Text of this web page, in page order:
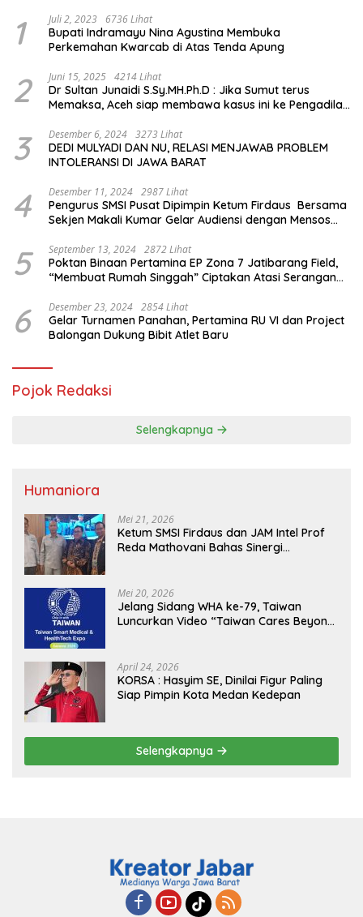
1 Juli 2, 2023 6736 Lihat
Bupati Indramayu Nina Agustina Membuka
Perkemahan Kwarcab di Atas Tenda Apung
2 Juni 15, 2025 4214 Lihat
Dr Sultan Junaidi S.Sy.MH.Ph.D : Jika Sumut terus
Memaksa, Aceh siap membawa kasus ini ke Pengadilan
3 Desember 6, 2024 3273 Lihat
DEDI MULYADI DAN NU, RELASI MENJAWAB PROBLEM
INTOLERANSI DI JAWA BARAT
4 Desember 11, 2024 2987 Lihat
Pengurus SMSI Pusat Dipimpin Ketum Firdaus Bersama
Sekjen Makali Kumar Gelar Audiensi dengan Mensos
5 September 13, 2024 2872 Lihat
Poktan Binaan Pertamina EP Zona 7 Jatibarang Field,
“Membuat Rumah Singgah” Ciptakan Atasi Serangan
6 Desember 23, 2024 2854 Lihat
Gelar Turnamen Panahan, Pertamina RU VI dan Project
Balongan Dukung Bibit Atlet Baru
Pojok Redaksi
Selengkapnya
Humaniora
Mei 21, 2026
Ketum SMSI Firdaus dan JAM Intel Prof
Reda Mathovani Bahas Sinergi
MBG, Perkuat Pengawasan Program
Pemerintah
Mei 20, 2026
Jelang Sidang WHA ke-79, Taiwan
Luncurkan Video “Taiwan Cares Beyond
April 24, 2026
KORSA : Hasyim SE, Dinilai Figur Paling
Siap Pimpin Kota Medan Kedepan
Selengkapnya